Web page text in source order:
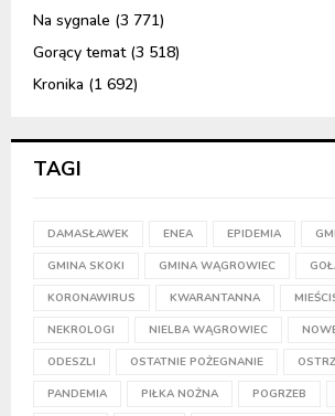
Na sygnale (3 771)
Gorący temat(3 518)
Kronika (1 692)
TAGI
DAMASŁAWEK ENEA EPIDEMIA
GMINA SKOKI GMINA WĄGROWIEC
KORONAWIRUS KWARANTANNA
NEKROLOGI NIELBA WĄGROWIEC
ODESZLI OSTATNIE POŻEGNANIE
PANDEMIA PIŁKA NOŻNA POGRZEB